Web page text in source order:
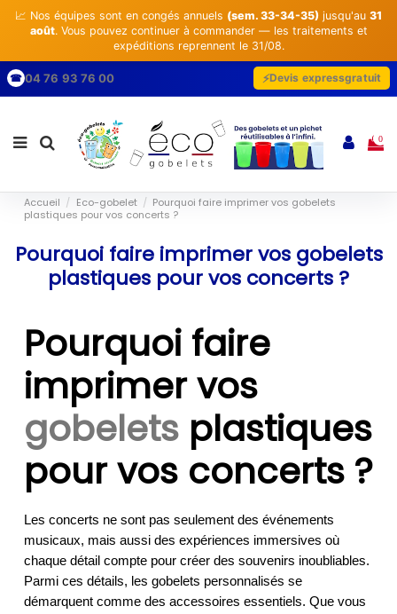
📈 Nos équipes sont en congés annuels (sem. 33-34-35) jusqu'au 31
août. Vous pouvez continuer à commander — les traitements et
expéditions reprennent le 31/08.
☎ 04 76 93 76 00 Devis expressgratuit
0
Accueil Eco-gobelet
Pourquoi faire imprimer vos gobelets
plastiques pour vos concerts ?
Pourquoi faire imprimer vos gobelets
plastiques pour vos concerts ?
Pourquoi faire
imprimer vos
gobelets plastiques
pour vos concerts ?
Les concerts ne sont pas seulement des événements
musicaux, mais aussi des expériences immersives où
chaque détail compte pour créer des souvenirs inoubliables.
Parmi ces détails, les gobelets personnalisés se
démarquent comme des accessoires essentiels. Que vous